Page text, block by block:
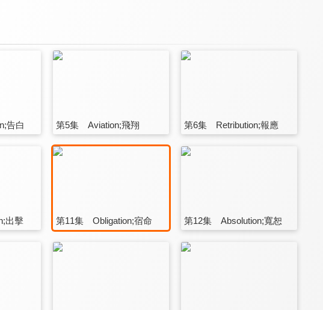
告白 第5集 Aviation;飛翔 第6集 Retribution;報應
出擊 第11集 Obligation;宿命 第12集 Absolution;寬恕